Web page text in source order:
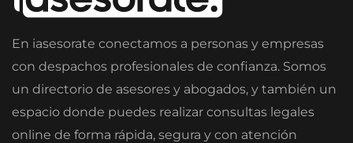
En iasesorate conectamos a personas y empresas
con despachos profesionales de confianza. Somos
un directorio de asesores y abogados, y también un
espacio donde puedes realizar consultas legales
online de forma rápida, segura y con atención